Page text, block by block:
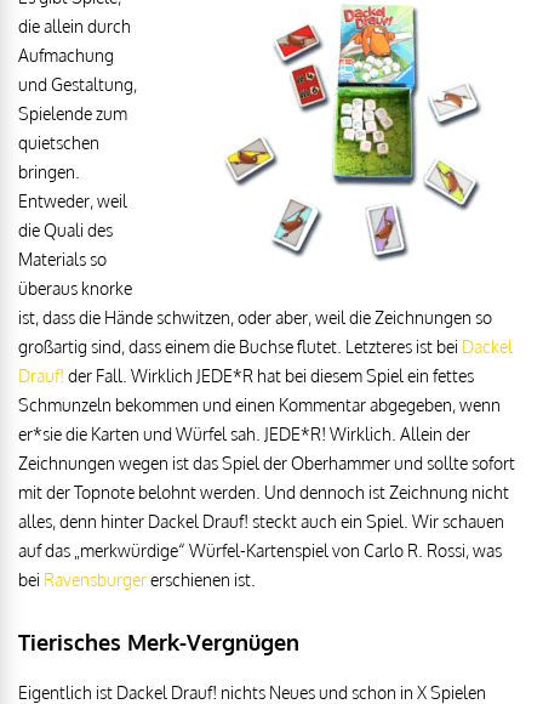
die allein durch
Aufmachung
und Gestaltung,
Spielende zum
quietschen
bringen.
Entweder, weil
die Quali des
Materials so
überaus knorke
ist, dass die Hände schwitzen, oder aber, weil die Zeichnungen so
großartig sind, dass einem die Buchse flutet. Letzteres ist bei Dackel
Drauf! der Fall. Wirklich JEDE*R hat bei diesem Spiel ein fettes
Schmunzeln bekommen und einen Kommentar abgegeben, wenn
er*sie die Karten und Würfel sah. JEDE*R! Wirklich. Allein der
Zeichnungen wegen ist das Spiel der Oberhammer und sollte sofort
mit der Topnote belohnt werden. Und dennoch ist Zeichnung nicht
alles, denn hinter Dackel Drauf! steckt auch ein Spiel. Wir schauen
auf das „merkwürdige“ Würfel-Kartenspiel von Carlo R. Rossi, was
bei Ravensburgererschienen ist.
Tierisches Merk-Vergnügen
Eigentlich ist Dackel Drauf! nichts Neues und schon in X Spielen